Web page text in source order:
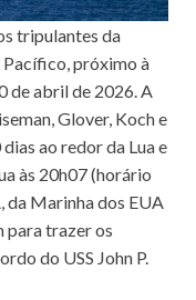
tripulantes da
próximo à
de abril de 2026. A
Glover, Koch e
ao redor da Lua e
às 20h07 (horário
da Marinha dos EUA
para trazer os
do USS John P.